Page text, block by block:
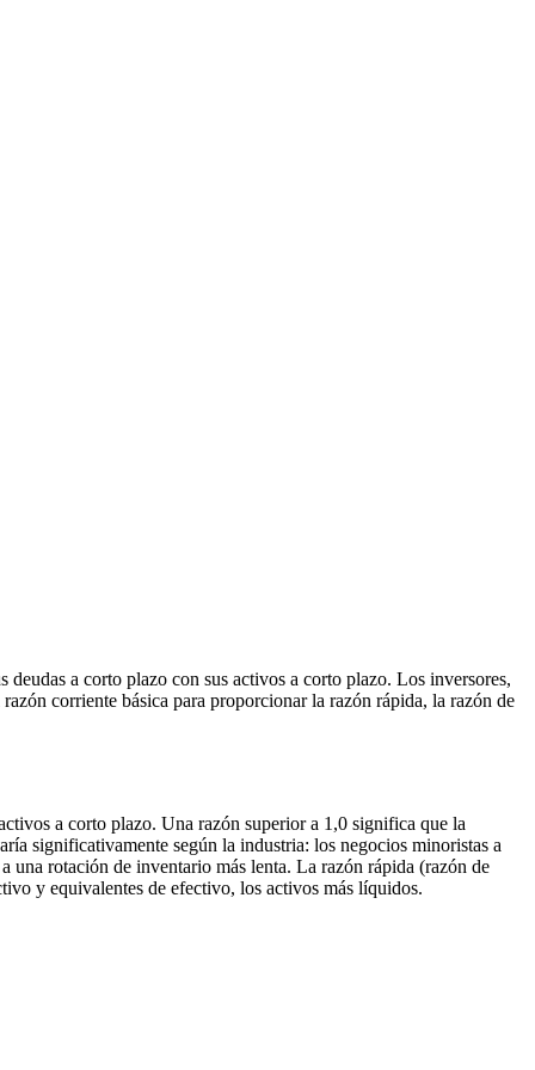
deudas a corto plazo con sus activos a corto plazo. Los inversores,
corriente básica para proporcionar la razón rápida, la razón de
a corto plazo. Una razón superior a 1,0 significa que la
significativamente según la industria: los negocios minoristas a
una rotación de inventario más lenta. La razón rápida (razón de
y equivalentes de efectivo, los activos más líquidos.